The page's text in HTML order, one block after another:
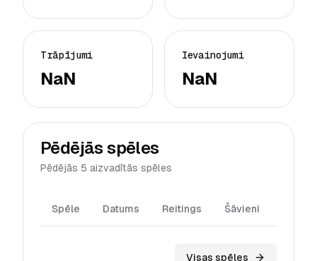
Trāpījumi
NaN
Ievainojumi
NaN
Pēdējās spēles
Pēdējās 5 aizvadītās spēles
Spēle Datums Reitings Šāvieni
Visas spēles